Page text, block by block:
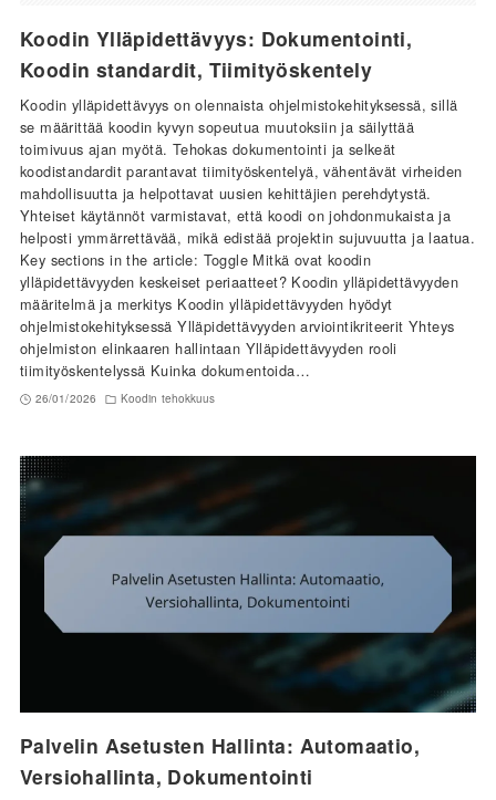
Koodin Ylläpidettävyys: Dokumentointi,
Koodin standardit, Tiimityöskentely
Koodin ylläpidettävyys on olennaista ohjelmistokehityksessä, sillä
se määrittää koodin kyvyn sopeutua muutoksiin ja säilyttää
toimivuus ajan myötä. Tehokas dokumentointi ja selkeät
koodistandardit parantavat tiimityöskentelyä, vähentävät virheiden
mahdollisuutta ja helpottavat uusien kehittäjien perehdytystä.
Yhteiset käytännöt varmistavat, että koodi on johdonmukaista ja
helposti ymmärrettävää, mikä edistää projektin sujuvuutta ja laatua.
Key sections in the article: Toggle Mitkä ovat koodin
ylläpidettävyyden keskeiset periaatteet? Koodin ylläpidettävyyden
määritelmä ja merkitys Koodin ylläpidettävyyden hyödyt
ohjelmistokehityksessä Ylläpidettävyyden arviointikriteerit Yhteys
ohjelmiston elinkaaren hallintaan Ylläpidettävyyden rooli
tiimityöskentelyssä Kuinka dokumentoida…
26/01/2026 Koodin tehokkuus
Palvelin Asetusten Hallinta: Automaatio,
Versiohallinta, Dokumentointi